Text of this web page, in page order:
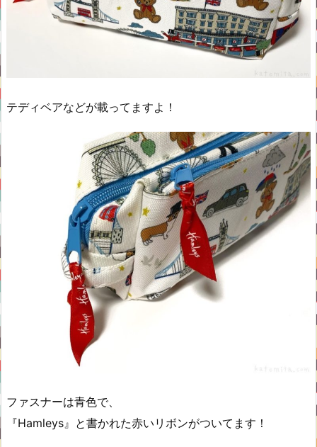
テディベアなどが載ってますよ！
ファスナーは青色で、
『Hamleys』と書かれた赤いリボンがついてます！